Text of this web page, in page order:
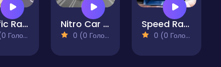
Traffic Racer Nitro Car Racing
0 (0 Голосів)
Speed Racing Ultimate 5
0 (0 Голосів)